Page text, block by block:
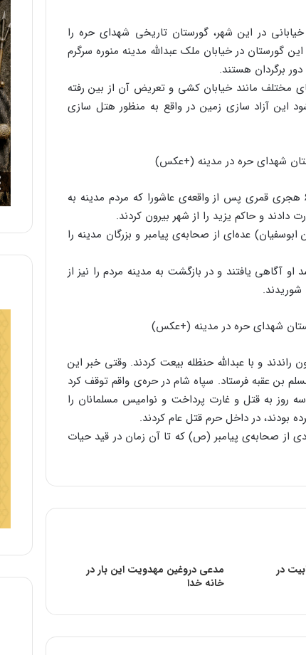
در این شهر، گورستان تاریخی شهدای حره را
گورستان در خیابان ملک عبدالله مدینه منوره سرگرم
برگردان هستند.
مختلف مانند خیابان کشی و تعریض آن از بین رفته
این آزاد سازی زمین در واقع به منظور هتل سازی
به گزارش مهر، واقعه‌ی حره یا قیام حره قیامی است در سال ۶۳ هجری قمری پس از واقعه‌ی عاشورا که مردم مدینه به
دادند و حاکم یزید را از شهر بیرون کردند.
عده‌ای از صحابه‌ی پیامبر و بزرگان مدینه را
آگاهی یافتند و در بازگشت به مدینه مردم را نیز از
شوریدند.
راندند و با عبدالله حنظله بیعت کردند. وقتی خبر این
را به فرماندهی مسلم بن عقبه فرستاد. سپاه شام در حره‌ی واقم توقف کرد
به قتل و غارت پرداخت و نوامیس مسلمانان را
بودند، در داخل حرم قتل عام کردند.
از صحابه‌ی پیامبر (ص) که تا آن زمان در قید حیات
در
مدعی دروغین مهدویت این بار در
خانه خدا